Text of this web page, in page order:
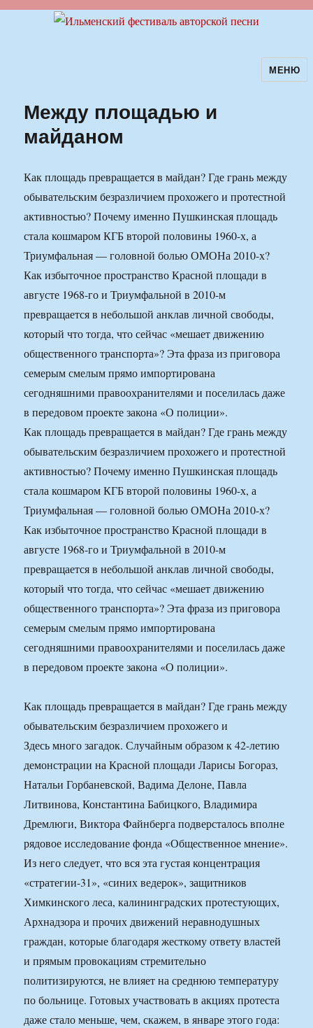
Ильменский фестиваль авторскойМЕНЮ
Между площадью и
майданом
Как площадь превращается в майдан? Где грань между
обывательским безразличием прохожего и протестной
активностью? Почему именно Пушкинская площадь
стала кошмаром КГБ второй половины 1960-х, а
Триумфальная — головной болью ОМОНа 2010-х?
Как избыточное пространство Красной площади в
августе 1968-го и Триумфальной в 2010-м
превращается в небольшой анклав личной свободы,
который что тогда, что сейчас «мешает движению
общественного транспорта»? Эта фраза из приговора
семерым смелым прямо импортирована
сегодняшними правоохранителями и поселилась даже
в передовом проекте закона «О полиции».
Как площадь превращается в майдан? Где грань между
обывательским безразличием прохожего и протестной
активностью? Почему именно Пушкинская площадь
стала кошмаром КГБ второй половины 1960-х, а
Триумфальная — головной болью ОМОНа 2010-х?
Как избыточное пространство Красной площади в
августе 1968-го и Триумфальной в 2010-м
превращается в небольшой анклав личной свободы,
который что тогда, что сейчас «мешает движению
общественного транспорта»? Эта фраза из приговора
семерым смелым прямо импортирована
сегодняшними правоохранителями и поселилась даже
в передовом проекте закона «О полиции».
Как площадь превращается в майдан? Где грань между
обывательским безразличием прохожего и
Здесь много загадок. Случайным образом к 42-летию
демонстрации на Красной площади Ларисы Богораз,
Натальи Горбаневской, Вадима Делоне, Павла
Литвинова, Константина Бабицкого, Владимира
Дремлюги, Виктора Файнберга подверсталось вполне
рядовое исследование фонда «Общественное мнение».
Из него следует, что вся эта густая концентрация
«стратегии-31», «синих ведерок», защитников
Химкинского леса, калининградских протестующих,
Архнадзора и прочих движений неравнодушных
граждан, которые благодаря жесткому ответу властей
и прямым провокациям стремительно
политизируются, не влияет на среднюю температуру
по больнице. Готовых участвовать в акциях протеста
даже стало меньше, чем, скажем, в январе этого года: